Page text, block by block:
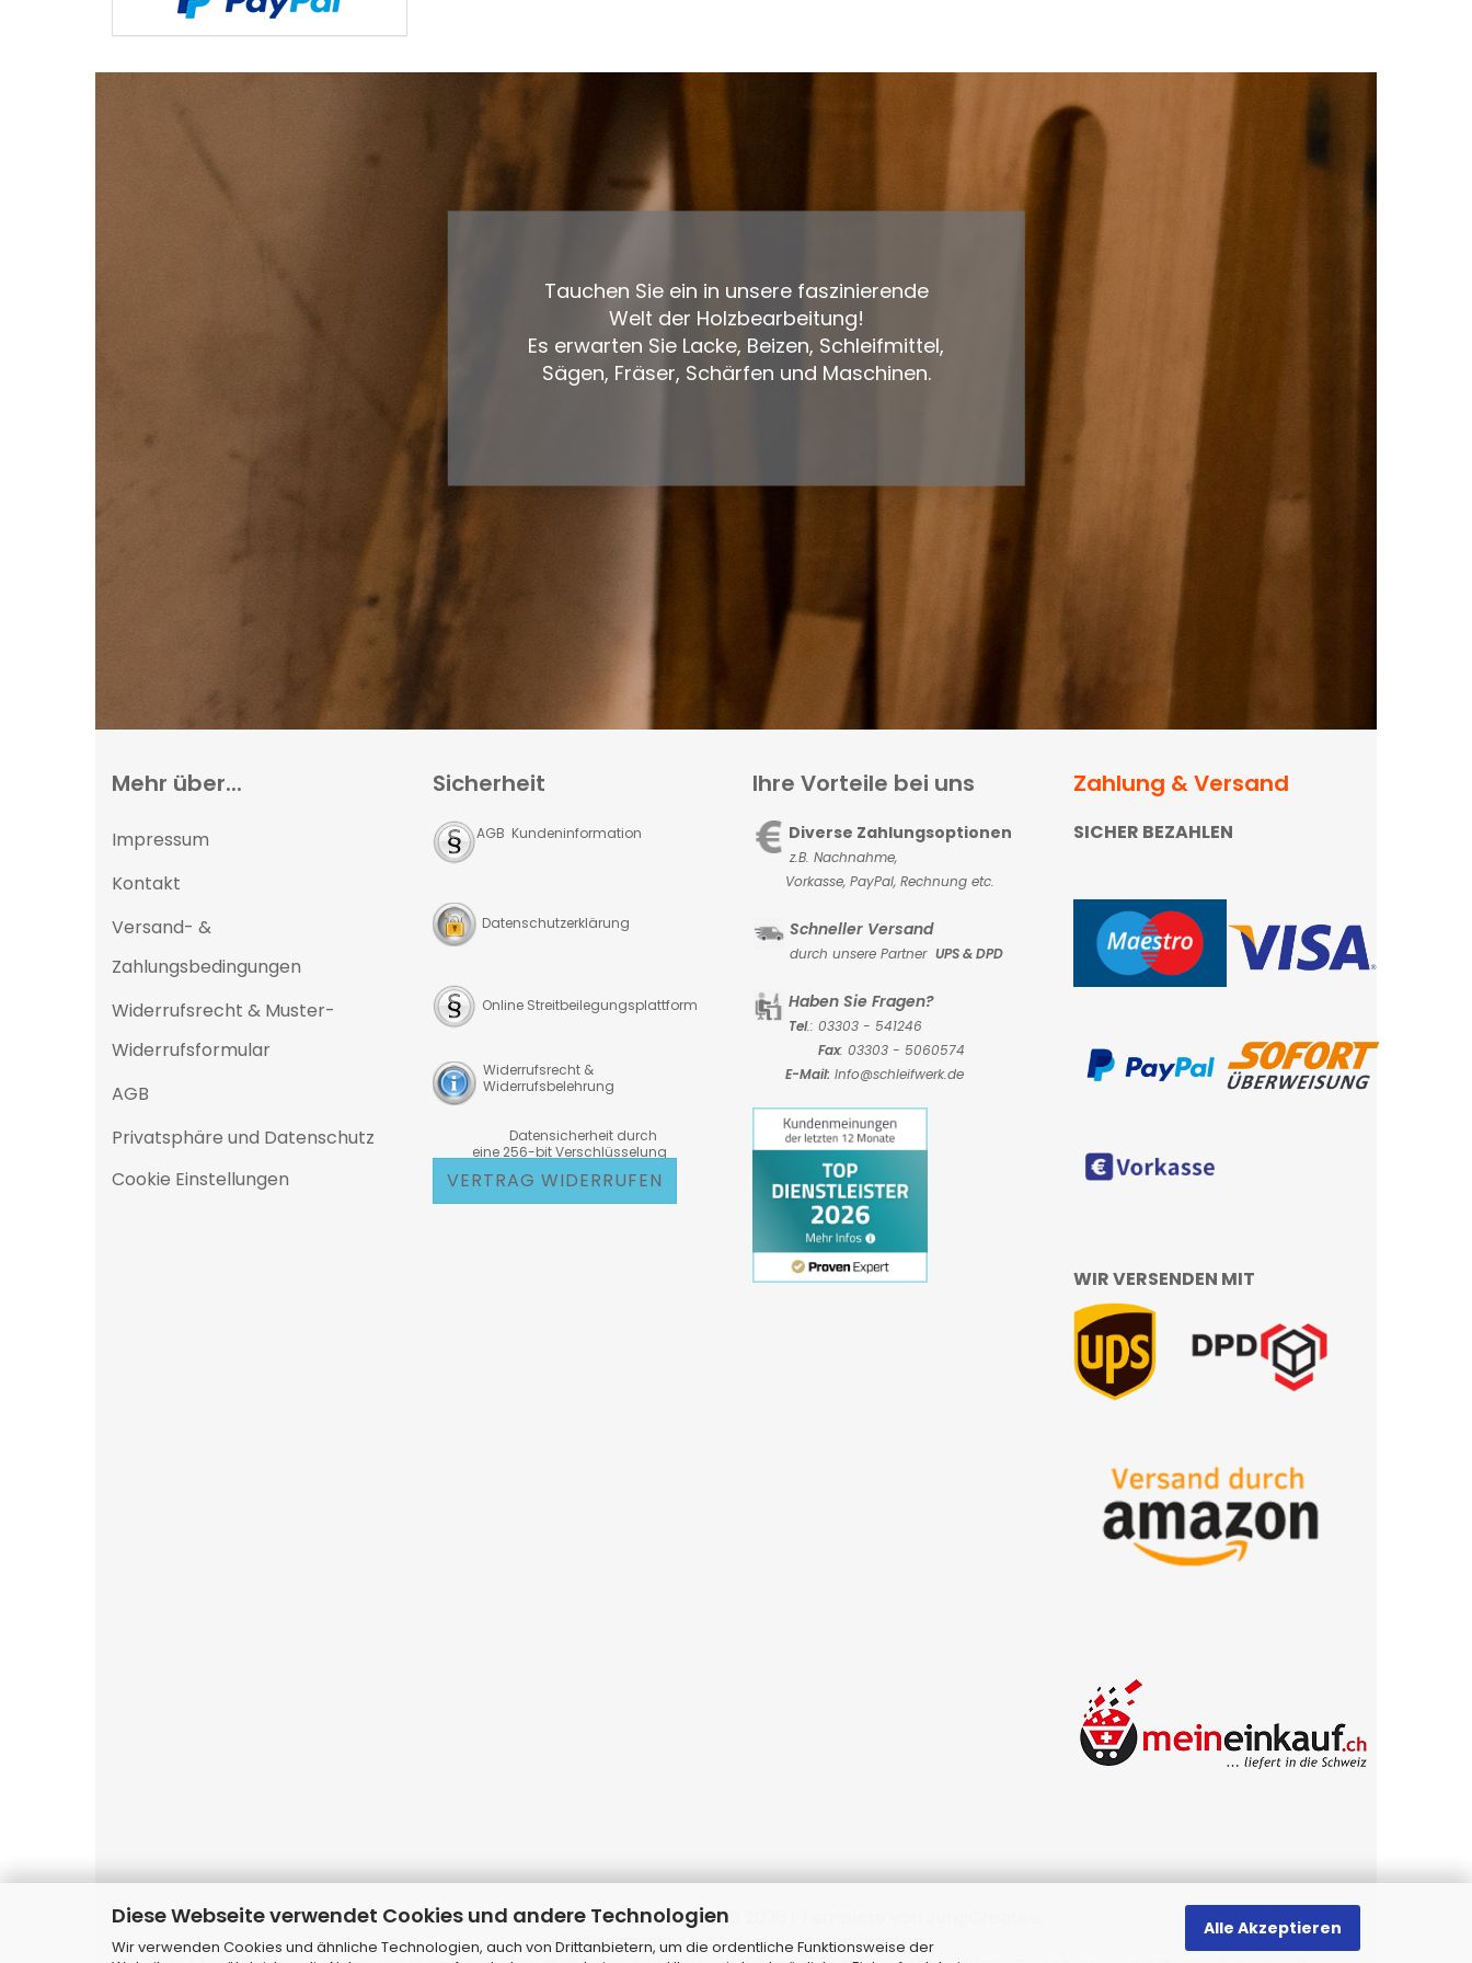
Diese Webseite verwendet Cookies und andere Technologien
Wir verwenden Cookies und ähnliche Technologien, auch von Drittanbietern, um die ordentliche Funktionsweise der
Alle Akzeptieren
Tauchen Sie ein in unsere faszinierende
Welt der Holzbearbeitung!
Es erwarten Sie Lacke, Beizen, Schleifmittel,
Sägen, Fräser, Schärfen und Maschinen.
Mehr über...
Impressum
Kontakt
Versand- &
Zahlungsbedingungen
Widerrufsrecht & Muster-
Widerrufsformular
AGB
Privatsphäre und Datenschutz
Cookie Einstellungen
Sicherheit
AGB Kundeninformation
Datenschutzerklärung
Online Streitbeilegungsplattform
Widerrufsrecht &
Widerrufsbelehrung
Datensicherheit durch
eine 256-bit Verschlüsselung
VERTRAG WIDERRUFEN
Ihre Vorteile bei uns
Diverse Zahlungsoptionen
z.B. Nachnahme,
Vorkasse, PayPal, Rechnung etc.
Schneller Versand
durch unsere Partner UPS & DPD
Haben Sie Fragen?
Tel.: 03303 - 541246
Fax: 03303 - 5060574
E-Mail: Info@schleifwerk.de
Zahlung & Versand
SICHER BEZAHLEN
WIR VERSENDEN MIT
Webshop erstellen mit Gambio.de © 2026 | Template von
Alle Preise inkl. MwSt. & zzgl. Versandkosten